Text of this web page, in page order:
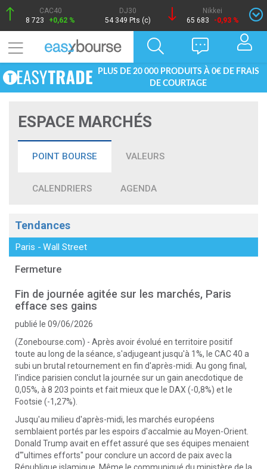
CAC40
8 723
+0,62 %
DJ30
54 349 Pts (c)
Nikkei
65 683
-0,93 %
PLUS DE 20 000 PRODUITS À 0€ DE FRAIS
DE COURTAGE
ESPACE MARCHÉS
POINT BOURSE VALEURS
CALENDRIERS AGENDA
Tendances
Paris - Wall Street
Fermeture
Fin de journée agitée sur les marchés, Paris
efface ses gains
publié le 09/06/2026
(Zonebourse.com) - Après avoir évolué en territoire positif
toute au long de la séance, s'adjugeant jusqu'à 1%, le CAC 40 a
subi un brutal retournement en fin d'après-midi. Au gong final,
l'indice parisien conclut la journée sur un gain anecdotique de
0,05%, à 8 203 points et fait mieux que le DAX (-0,8%) et le
Footsie (-1,27%).
Jusqu'au milieu d'après-midi, les marchés européens
semblaient portés par les espoirs d'accalmie au Moyen-Orient.
Donald Trump avait en effet assuré que ses équipes menaient
d'"ultimes efforts" pour conclure un accord de paix avec la